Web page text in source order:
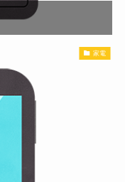
家電